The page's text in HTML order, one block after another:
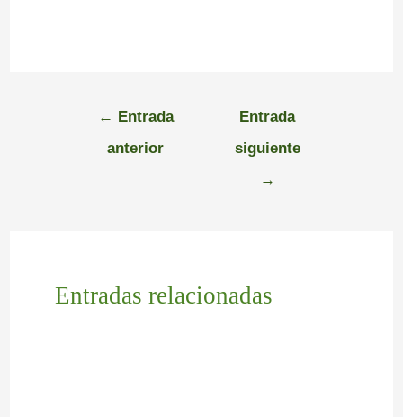
← Entrada
anterior
Entrada
siguiente
→
Entradas relacionadas